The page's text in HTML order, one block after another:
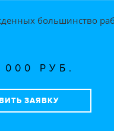
большинство
РУБ.
ЗАЯВКУ